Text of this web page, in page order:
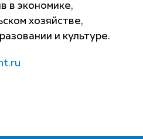
в экономике,
хозяйстве,
и культуре.